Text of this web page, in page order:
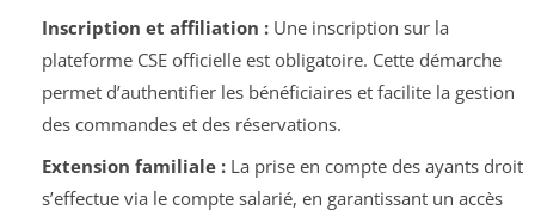
Inscription et affiliation :Une inscription sur la
plateforme CSE officielle est obligatoire. Cette démarche
permet d’authentifier les bénéficiaires et facilite la gestion
des commandes et des réservations.
Extension familiale :La prise en compte des ayants droit
s’effectue via le compte salarié, en garantissant un accès